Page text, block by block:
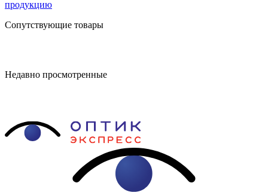
продукцию
Сопутствующие товары
Недавно просмотренные